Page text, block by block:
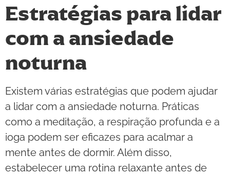
Estratégias para lidar
com a ansiedade
noturna
Existem várias estratégias que podem ajudar
a lidar com a ansiedade noturna. Práticas
como a meditação, a respiração profunda e a
ioga podem ser eficazes para acalmar a
mente antes de dormir. Além disso,
estabelecer uma rotina relaxante antes de